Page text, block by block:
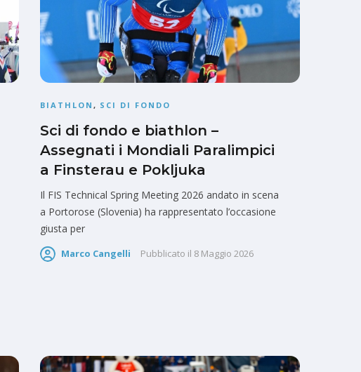
BIATHLON , SCI DI FONDO
Sci di fondo e biathlon –
Assegnati i Mondiali Paralimpici
a Finsterau e Pokljuka
Il FIS Technical Spring Meeting 2026 andato in scena
a Portorose (Slovenia) ha rappresentato l’occasione
giusta per
Marco Cangelli Pubblicato il 8 Maggio 2026